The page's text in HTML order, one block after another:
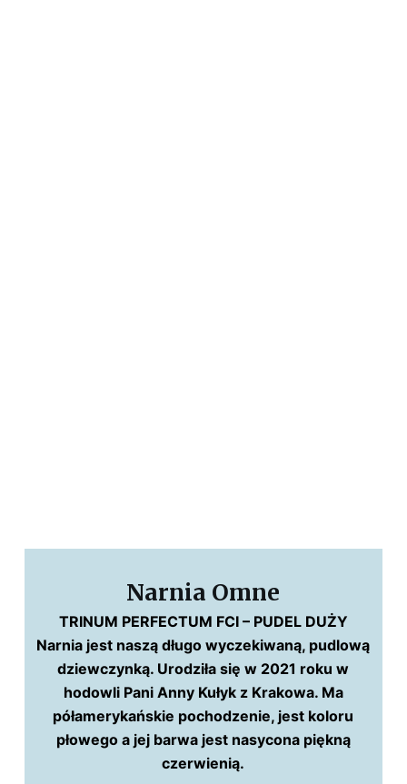
Narnia Omne
TRINUM PERFECTUM FCI – PUDEL DUŻY
Narnia jest naszą długo wyczekiwaną, pudlową
dziewczynką. Urodziła się w 2021 roku w
hodowli Pani Anny Kułyk z Krakowa. Ma
półamerykańskie pochodzenie, jest koloru
płowego a jej barwa jest nasycona piękną
czerwienią.